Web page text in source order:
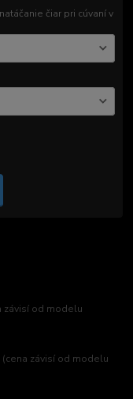
čiar pri cúvaní v
závisí od modelu
(cena závisí od modelu